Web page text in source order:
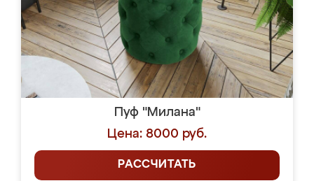
Пуф "Милана"
Цена: 8000 руб.
РАССЧИТАТЬ